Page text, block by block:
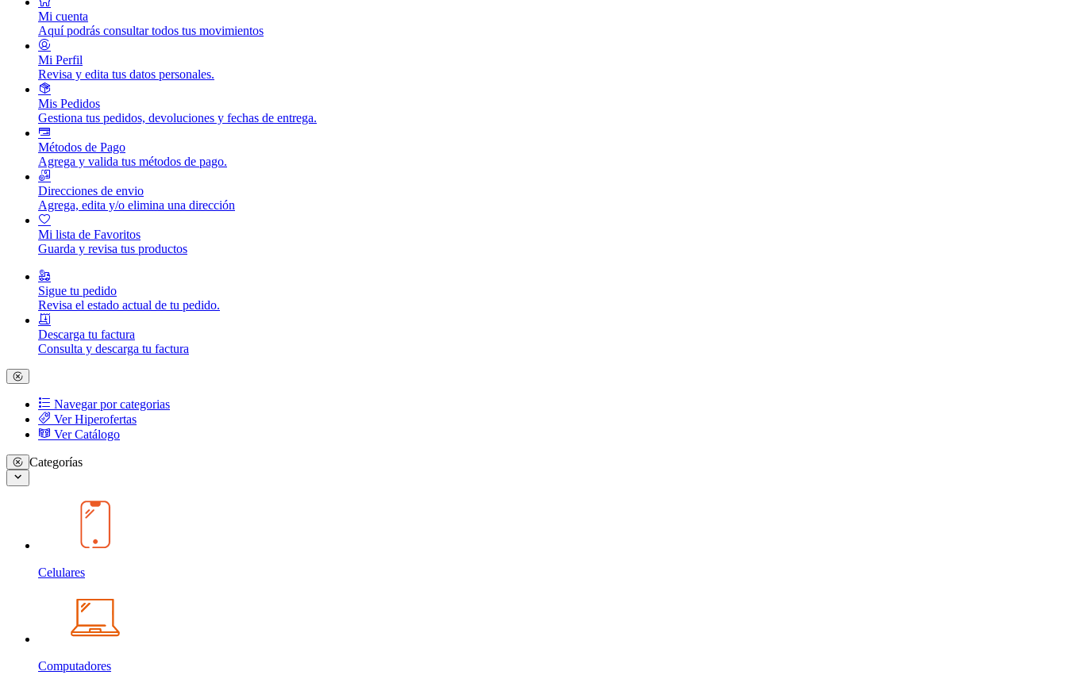
Mi cuenta
Aquí podrás consultar todos tus movimientos
Mi Perfil
Revisa y edita tus datos personales.
Mis Pedidos
Gestiona tus pedidos, devoluciones y fechas de entrega.
Métodos de Pago
Agrega y valida tus métodos de pago.
Direcciones de envio
Agrega, edita y/o elimina una dirección
Mi lista de Favoritos
Guarda y revisa tus productos
Sigue tu pedido
Revisa el estado actual de tu pedido.
Descarga tu factura
Consulta y descarga tu factura
Navegar por categorias
Ver Hiperofertas
Ver Catálogo
Categorías
Celulares
Computadores